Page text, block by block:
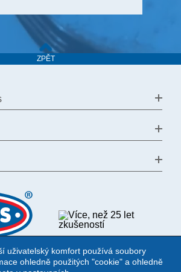
ZPĚT
uživatelský komfort používá soubory
ohledně použitých "cookie" a ohledně